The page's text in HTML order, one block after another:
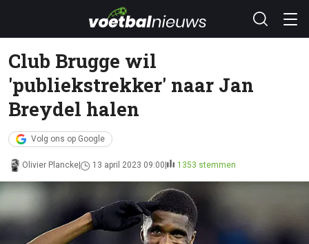
Club Brugge wil
'publiekstrekker' naar Jan
Breydel halen
Volg ons op Google
Olivier Plancke 13 april 2023 09:00 1353 stemmen